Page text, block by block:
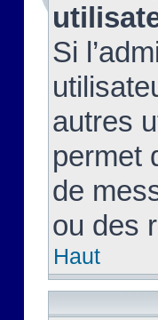
Si
autres
permet
de
ou des
Haut